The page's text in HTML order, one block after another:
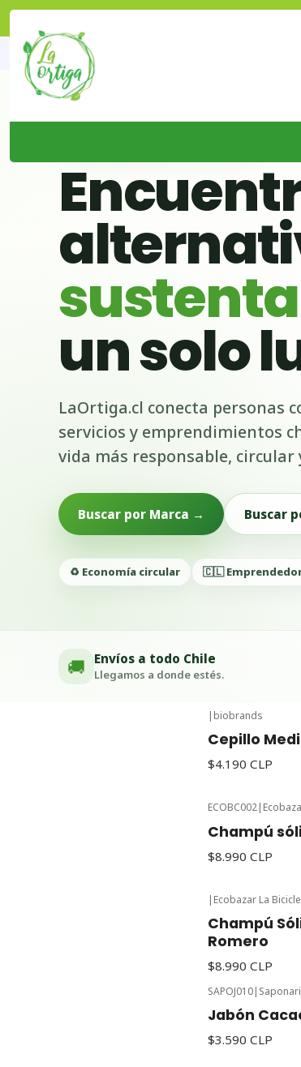
un solo
LaOrtiga.cl conecta personas
servicios y emprendimientos
vida más responsable, circular
Buscar por Marca → Buscar
♻️ Economía circular 🇨🇱
🚚 Envíos a todo Chile
Llegamos a donde estés.
| biobrands
Cepillo
$4.190 CLP
ECOBC002|
Champú
$8.990 CLP
| Ecobazar La
Champú
Romero
$8.990 CLP
SAPOJ010|
Jabón
$3.590 CLP